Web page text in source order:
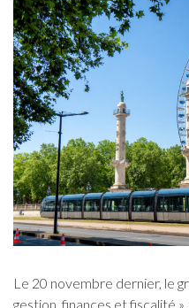
Le 20 novembre dernier, le
gestion, finances et fiscalité